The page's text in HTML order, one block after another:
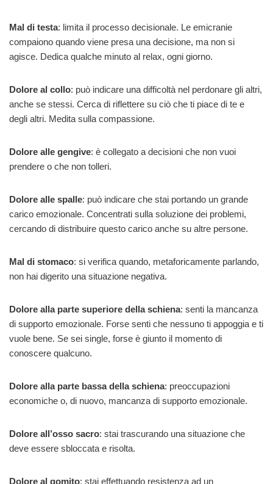
Mal di testa: limita il processo decisionale. Le emicranie
compaiono quando viene presa una decisione, ma non si
agisce. Dedica qualche minuto al relax, ogni giorno.
Dolore al collo: può indicare una difficoltà nel perdonare gli altri,
anche se stessi. Cerca di riflettere su ciò che ti piace di te e
degli altri. Medita sulla compassione.
Dolore alle gengive: è collegato a decisioni che non vuoi
prendere o che non tolleri.
Dolore alle spalle: può indicare che stai portando un grande
carico emozionale. Concentrati sulla soluzione dei problemi,
cercando di distribuire questo carico anche su altre persone.
Mal di stomaco: si verifica quando, metaforicamente parlando,
non hai digerito una situazione negativa.
Dolore alla parte superiore della schiena: senti la mancanza
di supporto emozionale. Forse senti che nessuno ti appoggia e ti
vuole bene. Se sei single, forse è giunto il momento di
conoscere qualcuno.
Dolore alla parte bassa della schiena: preoccupazioni
economiche o, di nuovo, mancanza di supporto emozionale.
Dolore all’osso sacro: stai trascurando una situazione che
deve essere sbloccata e risolta.
Dolore al gomito: stai effettuando resistenza ad un